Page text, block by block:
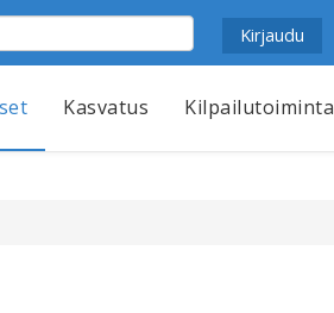
Kasvatus Kilpailutoiminta